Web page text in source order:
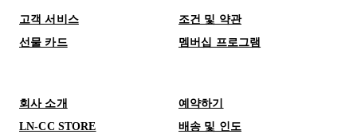
고객 서비스
조건 및 약관
선물 카드
멤버십 프로그램
회사 소개
예약하기
LN-CC STORE
배송 및 인도